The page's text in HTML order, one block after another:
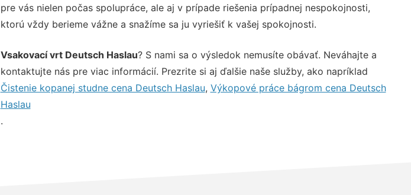
pre vás nielen počas spolupráce, ale aj v prípade riešenia prípadnej nespokojnosti,
ktorú vždy berieme vážne a snažíme sa ju vyriešiť k vašej spokojnosti.
Vsakovací vrt Deutsch Haslau? S nami sa o výsledok nemusíte obávať. Neváhajte a
kontaktujte nás pre viac informácií. Prezrite si aj ďalšie naše služby, ako napríklad
Čistenie kopanej studne cena Deutsch Haslau, Výkopové práce bágrom cena Deutsch
Haslau
.